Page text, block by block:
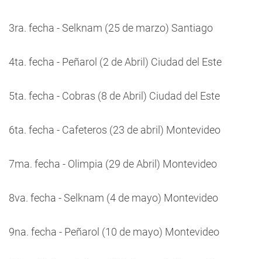
3ra. fecha - Selknam (25 de marzo) Santiago
4ta. fecha - Peñarol (2 de Abril) Ciudad del Este
5ta. fecha - Cobras (8 de Abril) Ciudad del Este
6ta. fecha - Cafeteros (23 de abril) Montevideo
7ma. fecha - Olimpia (29 de Abril) Montevideo
8va. fecha - Selknam (4 de mayo) Montevideo
9na. fecha - Peñarol (10 de mayo) Montevideo